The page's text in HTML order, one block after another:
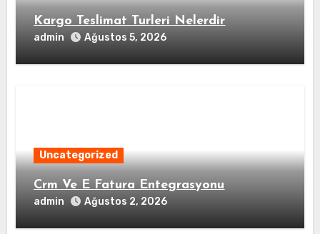
Kargo Teslimat Turleri Nelerdir
admin Ağustos 5, 2026
Uncategorized
Crm Ve E Fatura Entegrasyonu
admin Ağustos 2, 2026